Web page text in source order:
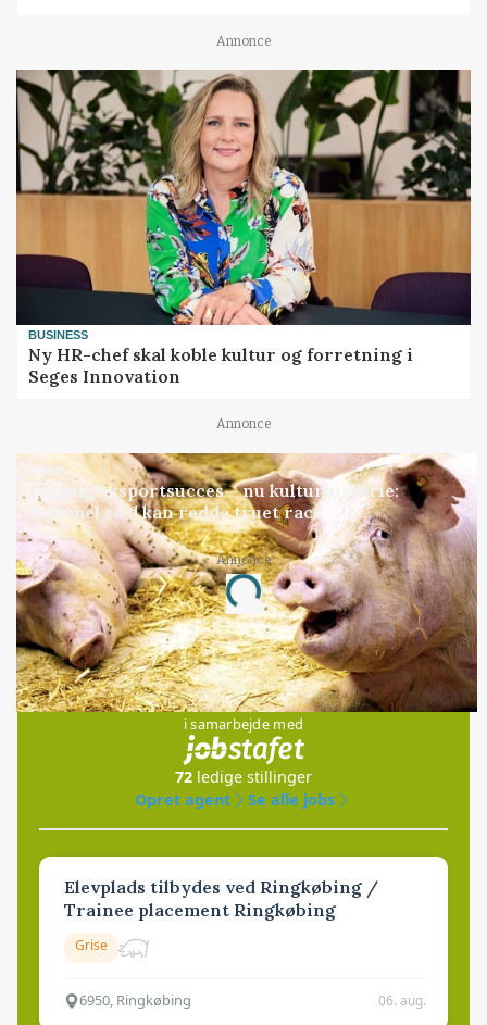
Annonce
BUSINESS
Ny HR-chef skal koble kultur og forretning i
Seges Innovation
Annonce
GRISE
Engang eksportsucces – nu kulturhistorie:
Gammel sæd kan redde truet race
Annonce
Loading...
Jobs
i samarbejde med
72 ledige stillinger
Opret agent
Se alle jobs
Elevplads tilbydes ved Ringkøbing /
Trainee placement Ringkøbing
Grise
6950, Ringkøbing 06. aug.